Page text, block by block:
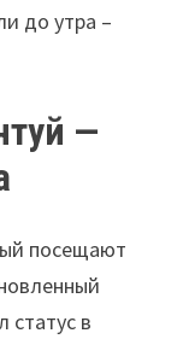
до утра –
—
посещают
статус в